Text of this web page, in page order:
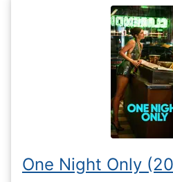
One Night Only